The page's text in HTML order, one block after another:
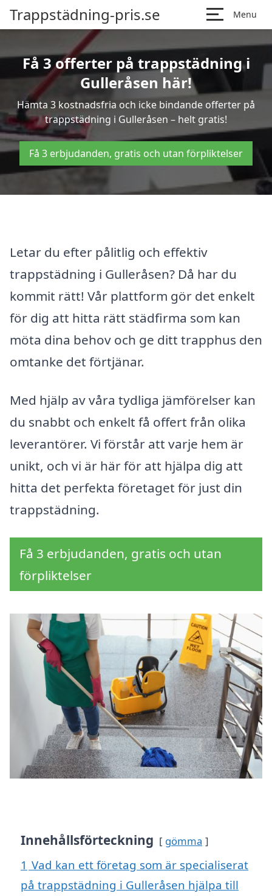
Trappstädning-pris.se Menu
Få 3 offerter på trappstädning i
Gulleråsen här!
Hämta 3 kostnadsfria och icke bindande offerter på
trappstädning i Gulleråsen – helt gratis!
Få 3 erbjudanden, gratis och utan förpliktelser
Letar du efter pålitlig och effektiv
trappstädning i Gulleråsen? Då har du
kommit rätt! Vår plattform gör det enkelt
för dig att hitta rätt städfirma som kan
möta dina behov och ge ditt trapphus den
omtanke det förtjänar.
Med hjälp av våra tydliga jämförelser kan
du snabbt och enkelt få offert från olika
leverantörer. Vi förstår att varje hem är
unikt, och vi är här för att hjälpa dig att
hitta det perfekta företaget för just din
trappstädning.
Få 3 erbjudanden, gratis och utan
förpliktelser
Innehållsförteckning gömma
1 Vad kan ett företag som är specialiserat
på trappstädning i Gulleråsen hjälpa till